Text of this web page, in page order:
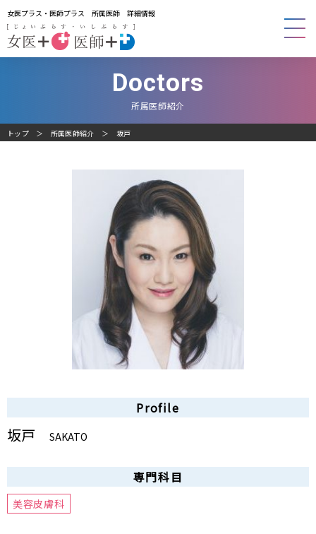
女医プラス・医師プラス 所属医師 詳細情報
Doctors
所属医師紹介
トップ 所属医師紹介 坂戸
Profile
坂戸 SAKATO
専門科目
美容皮膚科